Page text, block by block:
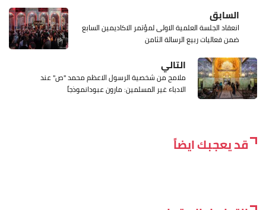
السابق
انعقاد الجلسة العلمية الاولى لمؤتمر الاكاديمين السابع
ضمن فعاليات ربيع الرسالة الثامن
التالي
ملامح من شخصية الرسول الاعظم محمد "ص" عند
الادباء غير المسلمين: مارون عبودانموذجاً
قد يعجبك ايضاً